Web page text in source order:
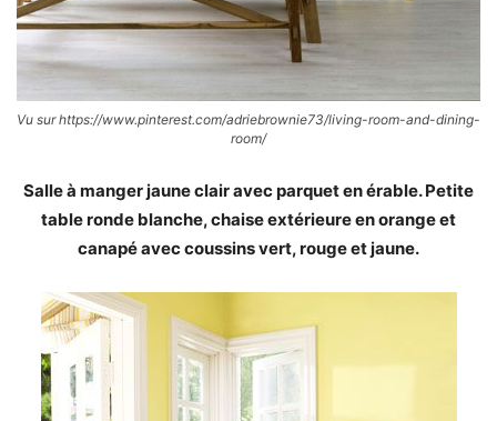
Vu sur https://www.pinterest.com/adriebrownie73/living-room-and-dining-
room/
Salle à manger jaune clair avec parquet en érable. Petite
table ronde blanche, chaise extérieure en orange et
canapé avec coussins vert, rouge et jaune.